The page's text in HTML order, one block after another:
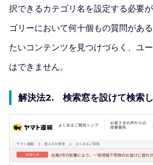
択できるカテゴリ名を設定する必要
ゴリーにおいて何十個もの質問があ
たいコンテンツを見つけづらく、ユ
はできません。
解決法2. 検索窓を設けて検索